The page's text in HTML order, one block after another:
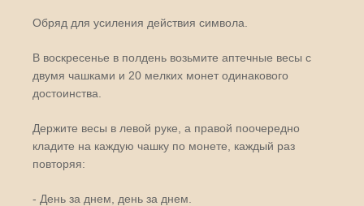
Обряд для усиления действия символа.
В воскресенье в полдень возьмите аптечные весы с
двумя чашками и 20 мелких монет одинакового
достоинства.
Держите весы в левой руке, а правой поочередно
кладите на каждую чашку по монете, каждый раз
повторяя:
- День за днем, день за днем.